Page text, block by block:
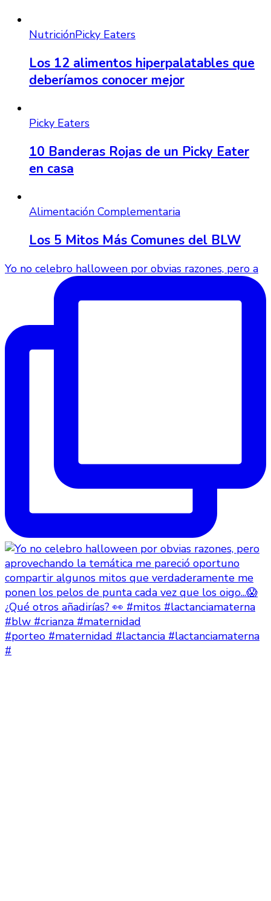
NutriciónPicky Eaters
Los 12 alimentos hiperpalatables que
deberíamos conocer mejor
Picky Eaters
10 Banderas Rojas de un Picky Eater
en casa
Alimentación Complementaria
Los 5 Mitos Más Comunes del BLW
Yo no celebro halloween por obvias razones, pero a
#porteo #maternidad #lactancia #lactanciamaterna
#